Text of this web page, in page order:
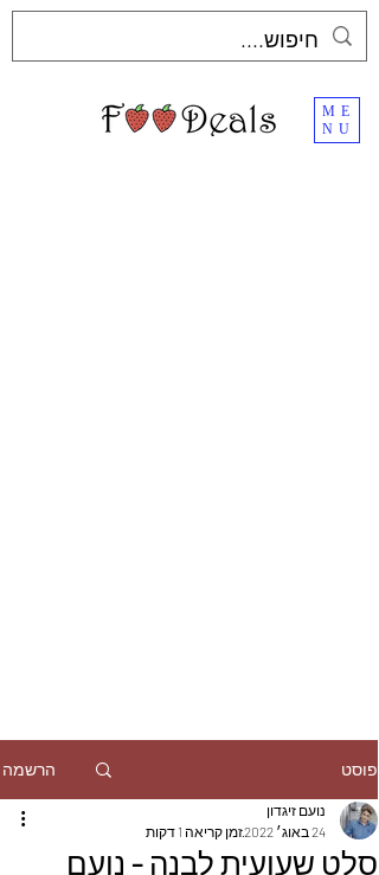
ME
NU
פוסט הרשמה
סלט שעועית לבנה - נועם
נועם זיגדון
24 באוג׳ 2022
זמן קריאה 1 דקות